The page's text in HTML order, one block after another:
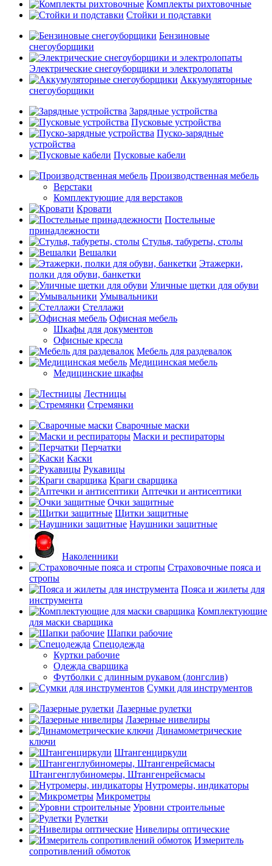
Комплекты рихтовочные
Стойки и подставки
Бензиновые
снегоуборщики
Электрические снегоуборщики и электролопаты
Аккумуляторные
снегоуборщики
Зарядные устройства
Пусковые устройства
Пуско-зарядные
устройства
Пусковые кабели
Производственная мебель
Верстаки
Комплектующие для верстаков
Кровати
Постельные
принадлежности
Стулья, табуреты, столы
Вешалки
Этажерки,
полки для обуви, банкетки
Уличные щетки для обуви
Умывальники
Стеллажи
Офисная мебель
Шкафы для документов
Офисные кресла
Мебель для раздевалок
Медицинская мебель
Медицинские шкафы
Лестницы
Стремянки
Сварочные маски
Маски и респираторы
Перчатки
Каски
Рукавицы
Краги сварщика
Аптечки и антисептики
Очки защитные
Щитки защитные
Наушники защитные
Наколенники
Страховочные пояса и
стропы
Пояса и жилеты для
инструмента
Комплектующие
для маски сварщика
Шапки рабочие
Спецодежда
Куртки рабочие
Одежда сварщика
Футболки с длинным рукавом (лонгслив)
Сумки для инструментов
Лазерные рулетки
Лазерные нивелиры
Динамометрические
ключи
Штангенциркули
Штангенглубиномеры, Штангенрейсмасы
Нутромеры, индикаторы
Микрометры
Уровни строительные
Рулетки
Нивелиры оптические
Измеритель
сопротивлений обмоток